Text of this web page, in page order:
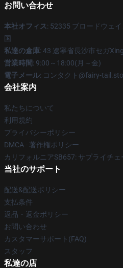
お問い合わせ
本社オフィス: 52335 ブロードウェ
国
私達の倉庫: 43 遼寧省長沙市セガ
営業時間: 9:00～18:00(月～金)
電子メール: コンタクト@fairy-
会社案内
私たちについて
利用規約
プライバシーポリシー
DMCA - 著作権ポリシー
カリフォルニアSB657: サプライチ
当社のサポート
配送&配送ポリシー
支払条件
返品・返金ポリシー
お問い合わせ
カスタマーサポート(FAQ)
スタッフ
私達の店